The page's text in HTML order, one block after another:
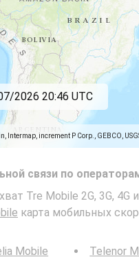
Intermap, increment P Corp., GEBCO,
2026 20:46 UTC
связи по
Tre Mobile 2G, 3G, 4G
карта мобильных
Mobile Telenor